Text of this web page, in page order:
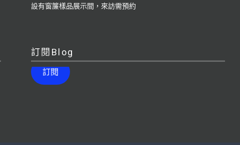
設有窗簾樣品展示間，來訪需預約
訂閱Blog
訂閱